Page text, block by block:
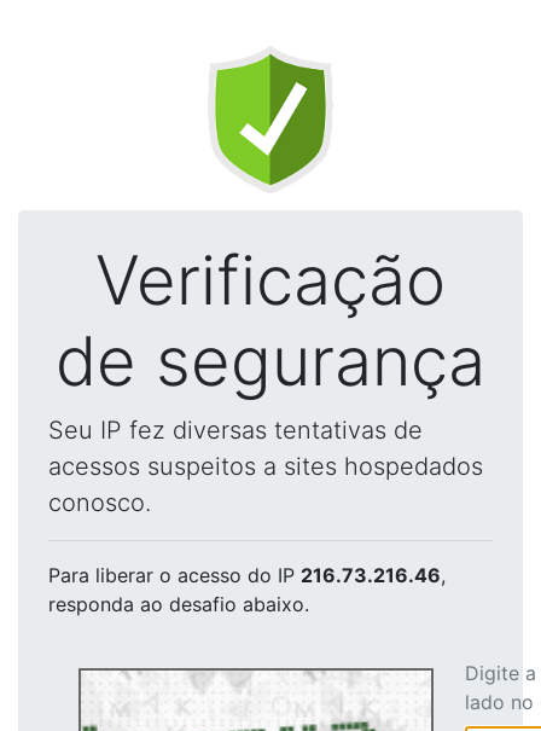
Verificação
de segurança
Seu IP fez diversas tentativas de
acessos suspeitos a sites hospedados
conosco.
Para liberar o acesso do IP 216.73.216.46,
responda ao desafio abaixo.
Digite
lado no